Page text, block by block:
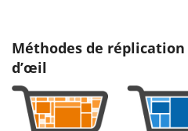
Méthodes de réplication
d’œil